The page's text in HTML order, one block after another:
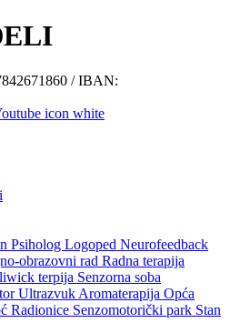
/ IBAN:
Psiholog Logoped Neurofeedback
obrazovni rad Radna terapija
terpija Senzorna soba
Ultrazvuk Aromaterapija Opća
Radionice Senzomotorički park Stan